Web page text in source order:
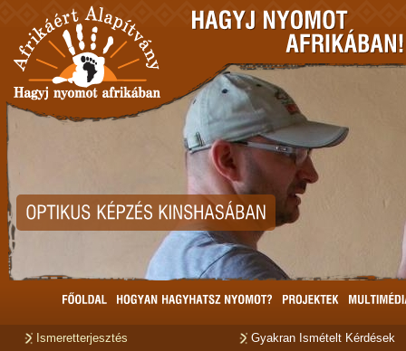
Ismeretterjesztés Gyakran Ismételt Kérdések